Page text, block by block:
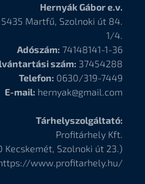
Hernyák Gábor e.v.
5435 Martfű, Szolnoki út 84.
1/4.
Adószám: 74148141-1-36
szám: 37454288
Telefon: 0630/319-7449
E-mail: hernyak@gmail.com
Tárhelyszolgáltató:
Profitárhely Kft.
Kecskemét, Szolnoki út 23.)
www.profitarhely.hu/